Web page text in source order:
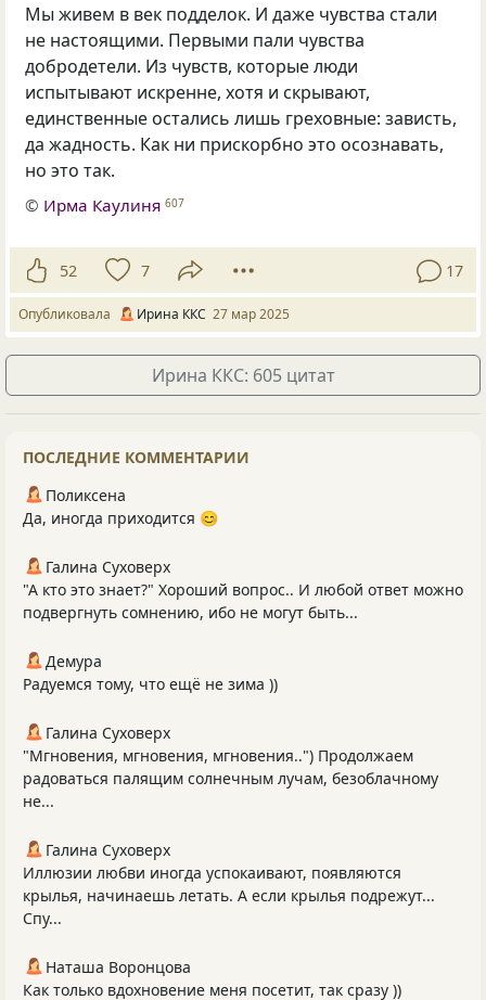
Мы живем в век подделок. И даже чувства стали
не настоящими. Первыми пали чувства
добродетели. Из чувств, которые люди
испытывают искренне, хотя и скрывают,
единственные остались лишь греховные: зависть,
да жадность. Как ни прискорбно это осознавать,
но это так.
© Ирма Каулиня 607
52 7 17
Опубликовала Ирина ККС 27 мар 2025
Ирина ККС: 605 цитат
ПОСЛЕДНИЕ КОММЕНТАРИИ
Поликсена
Да, иногда приходится 😊
Галина Суховерх
"А кто это знает?" Хороший вопрос.. И любой ответ можно
подвергнуть сомнению, ибо не могут быть...
Демура
Радуемся тому, что ещё не зима ))
Галина Суховерх
"Мгновения, мгновения, мгновения..") Продолжаем
радоваться палящим солнечным лучам, безоблачному
не...
Галина Суховерх
Иллюзии любви иногда успокаивают, появляются
крылья, начинаешь летать. А если крылья подрежут...
Спу...
Наташа Воронцова
Как только вдохновение меня посетит, так сразу ))